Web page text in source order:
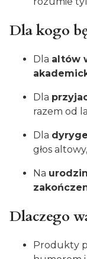
Dla kogo
Dla altów
Dla
razem od
Dla
głos altowy,
Na
Dlaczego
Produkty